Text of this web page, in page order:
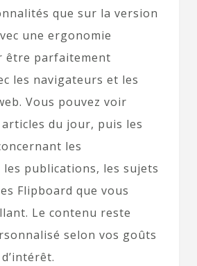
que sur la version
une ergonomie
être parfaitement
les navigateurs et les
Vous pouvez voir
du jour, puis les
les
publications, les sujets
Flipboard que vous
Le contenu reste
selon vos goûts